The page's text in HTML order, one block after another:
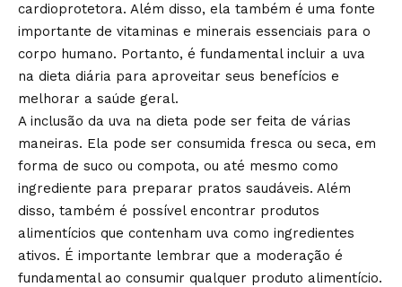
cardioprotetora. Além disso, ela também é uma fonte
importante de vitaminas e minerais essenciais para o
corpo humano. Portanto, é fundamental incluir a uva
na dieta diária para aproveitar seus benefícios e
melhorar a saúde geral.
A inclusão da uva na dieta pode ser feita de várias
maneiras. Ela pode ser consumida fresca ou seca, em
forma de suco ou compota, ou até mesmo como
ingrediente para preparar pratos saudáveis. Além
disso, também é possível encontrar produtos
alimentícios que contenham uva como ingredientes
ativos. É importante lembrar que a moderação é
fundamental ao consumir qualquer produto alimentício.